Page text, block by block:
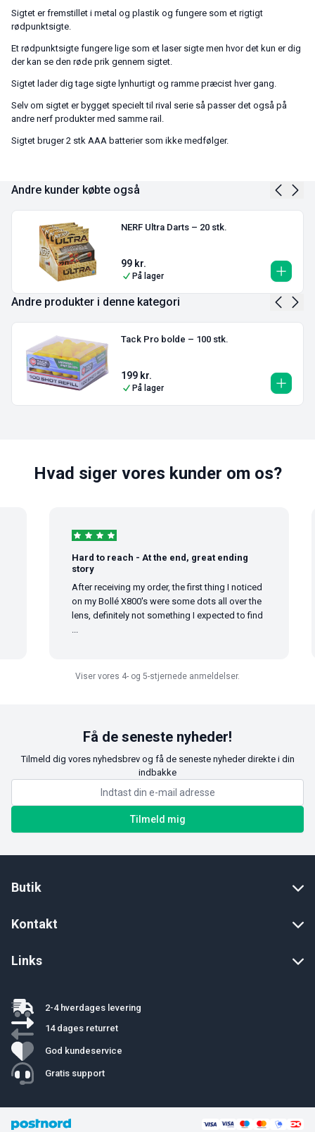
Sigtet er fremstillet i metal og plastik og fungere som et rigtigt
rødpunktsigte.
Et rødpunktsigte fungere lige som et laser sigte men hvor det kun er dig
der kan se den røde prik gennem sigtet.
Sigtet lader dig tage sigte lynhurtigt og ramme præcist hver gang.
Selv om sigtet er bygget specielt til rival serie så passer det også på
andre nerf produkter med samme rail.
Sigtet bruger 2 stk AAA batterier som ikke medfølger.
Andre kunder købte også
NERF Ultra Darts – 20 stk.
99 kr.
På lager
Andre produkter i denne kategori
Tack Pro bolde – 100 stk.
199 kr.
På lager
Hvad siger vores kunder om os?
Hard to reach - At the end, great ending
story
After receiving my order, the first thing I noticed
on my Bollé X800's were some dots all over the
lens, definitely not something I expected to find
Viser vores 4- og 5-stjernede anmeldelser.
Få de seneste nyheder!
Tilmeld dig vores nyhedsbrev og få de seneste nyheder direkte i din
indbakke
Tilmeld mig
Butik
Kontakt
Links
2-4 hverdages levering
14 dages returret
God kundeservice
Gratis support